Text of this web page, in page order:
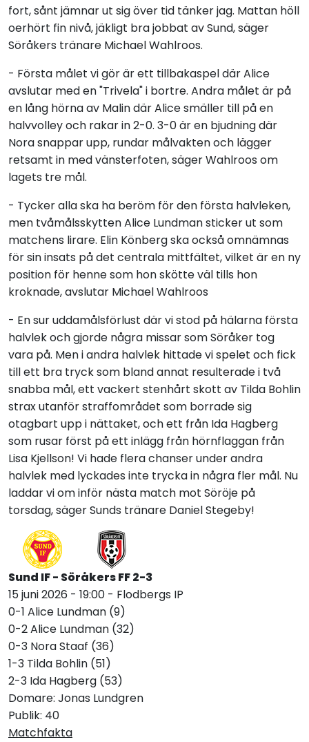
fort, sånt jämnar ut sig över tid tänker jag. Mattan höll
oerhört fin nivå, jäkligt bra jobbat av Sund, säger
Söråkers tränare Michael Wahlroos.
- Första målet vi gör är ett tillbakaspel där Alice
avslutar med en "Trivela" i bortre. Andra målet är på
en lång hörna av Malin där Alice smäller till på en
halvvolley och rakar in 2-0. 3-0 är en bjudning där
Nora snappar upp, rundar målvakten och lägger
retsamt in med vänsterfoten, säger Wahlroos om
lagets tre mål.
- Tycker alla ska ha beröm för den första halvleken,
men tvåmålsskytten Alice Lundman sticker ut som
matchens lirare. Elin Könberg ska också omnämnas
för sin insats på det centrala mittfältet, vilket är en ny
position för henne som hon skötte väl tills hon
kroknade, avslutar Michael Wahlroos
- En sur uddamålsförlust där vi stod på hälarna första
halvlek och gjorde några missar som Söråker tog
vara på. Men i andra halvlek hittade vi spelet och fick
till ett bra tryck som bland annat resulterade i två
snabba mål, ett vackert stenhårt skott av Tilda Bohlin
strax utanför straffområdet som borrade sig
otagbart upp i nättaket, och ett från Ida Hagberg
som rusar först på ett inlägg från hörnflaggan från
Lisa Kjellson! Vi hade flera chanser under andra
halvlek med lyckades inte trycka in några fler mål. Nu
laddar vi om inför nästa match mot Söröje på
torsdag, säger Sunds tränare Daniel Stegeby!
Sund IF - Söråkers FF 2-3
15 juni 2026 - 19:00 - Flodbergs IP
0-1 Alice Lundman (9)
0-2 Alice Lundman (32)
0-3 Nora Staaf (36)
1-3 Tilda Bohlin (51)
2-3 Ida Hagberg (53)
Domare: Jonas Lundgren
Publik: 40
Matchfakta